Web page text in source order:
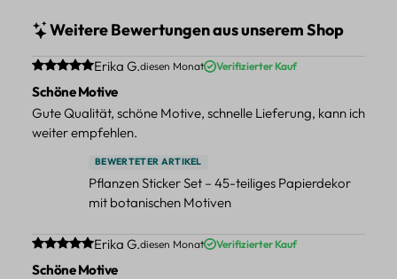
Weitere Bewertungen aus unserem Shop
Durchschnittliche Bewertung von 5 von 5 Sternen
Erika G.diesen Monat Verifizierter Kauf
Schöne Motive
Gute Qualität, schöne Motive, schnelle Lieferung, kann ich
weiter empfehlen.
BEWERTETER ARTIKEL
Pflanzen Sticker Set – 45-teiliges Papierdekor
mit botanischen Motiven
Durchschnittliche Bewertung von 5 von 5 Sternen
Erika G.diesen Monat Verifizierter Kauf
Schöne Motive